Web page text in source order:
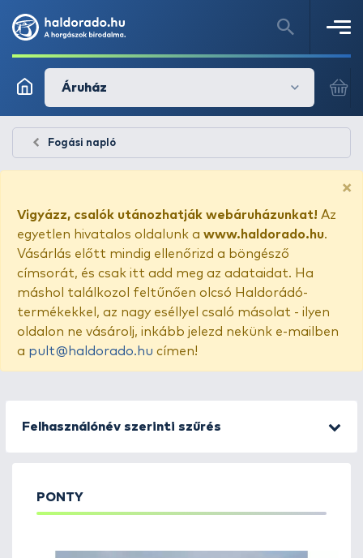
Áruház
Fogási napló
×
Vigyázz, csalók utánozhatják webáruházunkat! Az
egyetlen hivatalos oldalunk a www.haldorado.hu.
Vásárlás előtt mindig ellenőrizd a böngésző
címsorát, és csak itt add meg az adataidat. Ha
máshol találkozol feltűnően olcsó Haldorádó-
termékekkel, az nagy eséllyel csaló másolat - ilyen
oldalon ne vásárolj, inkább jelezd nekünk e-mailben
a pult@haldorado.hu címen!
Felhasználónév szerinti szűrés
PONTY